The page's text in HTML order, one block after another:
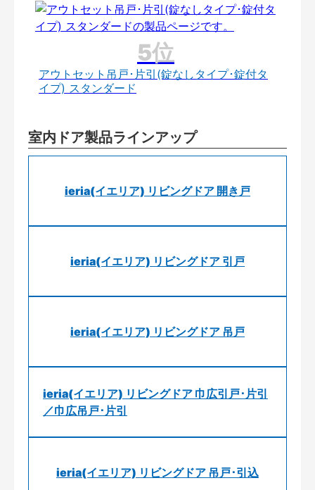
アウトセット吊戸･片引(錠なしタイプ･錠付タ
イプ) スタンダード
室内ドア製品ラインアップ
ieria(イエリア) リビングドア 開き戸
ieria(イエリア) リビングドア 引戸
ieria(イエリア) リビングドア 吊戸
ieria(イエリア) リビングドア 巾広引戸･片引
／巾広吊戸･片引
ieria(イエリア) リビングドア 吊戸･引込